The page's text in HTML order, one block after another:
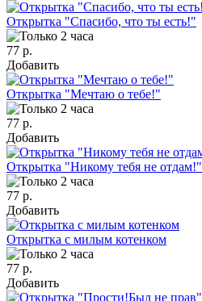
Открытка "Спасибо, что ты есть!"
77 р.
Добавить
Открытка "Мечтаю о тебе!"
77 р.
Добавить
Открытка "Никому тебя не отдам!"
77 р.
Добавить
Открытка с милым котенком
77 р.
Добавить